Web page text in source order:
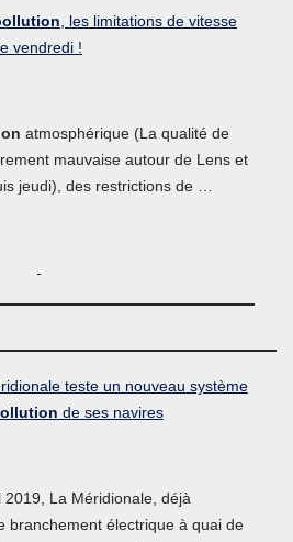
, les limitations de vitesse
vendredi !
atmosphérique (La qualité de
mauvaise autour de Lens et
jeudi), des restrictions de …
teste un nouveau système
de ses navires
2019, La Méridionale, déjà
branchement électrique à quai de